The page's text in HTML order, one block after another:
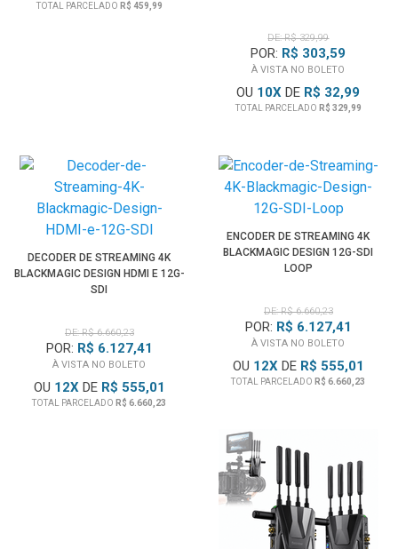
TOTAL PARCELADO R$ 459,99
DE: R$ 329,99
POR: R$ 303,59
À VISTA NO BOLETO
OU 10X DE R$ 32,99
TOTAL PARCELADO R$ 329,99
DECODER DE STREAMING 4K
BLACKMAGIC DESIGN HDMI E 12G-
SDI
DE: R$ 6.660,23
POR: R$ 6.127,41
À VISTA NO BOLETO
OU 12XDE R$ 555,01
TOTAL PARCELADO R$ 6.660,23
ENCODER DE STREAMING 4K
BLACKMAGIC DESIGN 12G-SDI
LOOP
DE: R$ 6.660,23
POR: R$ 6.127,41
À VISTA NO BOLETO
OU 12XDE R$ 555,01
TOTAL PARCELADO R$ 6.660,23